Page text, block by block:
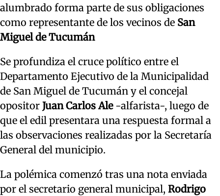
alumbrado forma parte de sus obligaciones
como representante de los vecinos de San
Miguel de Tucumán
Se profundiza el cruce político entre el
Departamento Ejecutivo de la Municipalidad
de San Miguel de Tucumán y el concejal
opositor Juan Carlos Ale-alfarista-, luego de
que el edil presentara una respuesta formal a
las observaciones realizadas por la Secretaría
General del municipio.
La polémica comenzó tras una nota enviada
por el secretario general municipal, Rodrigo